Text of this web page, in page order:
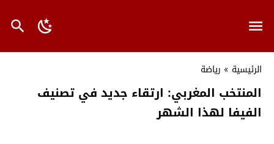
الرئيسية » رياضة
المنتخب المغربي: ارتقاء جديد في تصنيف
الفيفا لهذا الشهر